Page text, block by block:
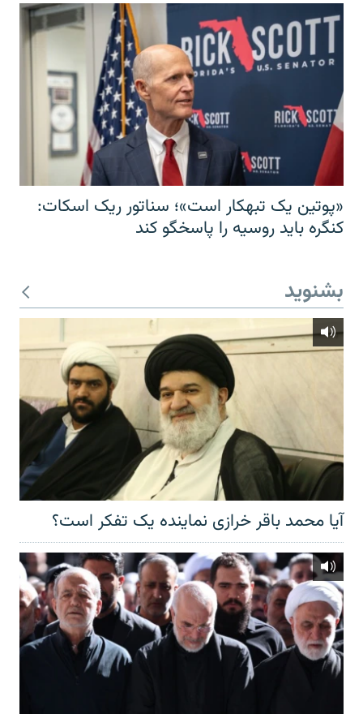
«پوتین یک تبهکار است»؛ سناتور ریک اسکات:
کنگره باید روسیه را پاسخگو کند
بشنوید
آیا محمد باقر خرازی نماینده یک تفکر است؟